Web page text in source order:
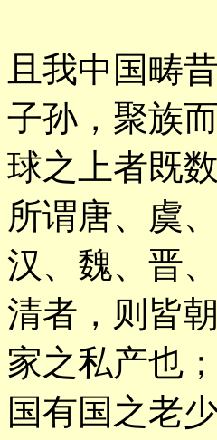
且我中国畴
子孙，聚族
球之上者既
所谓唐、虞
汉、魏、晋
清者，则皆
家之私产也
国有国之老